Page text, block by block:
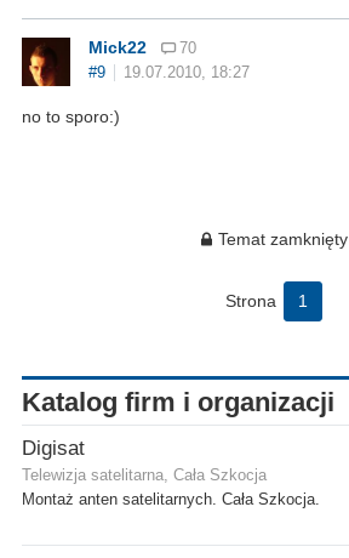
Mick22
70
#9
19.07.2010, 18:27
no to sporo:)
Temat zamknięty
Strona 1
Katalog firm i organizacji
Digisat
Telewizja satelitarna, Cała Szkocja
Montaż anten satelitarnych. Cała Szkocja.